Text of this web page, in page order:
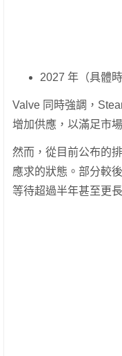
2027 年（具體
Valve 同時強調，
增加供應，以滿足市
然而，從目前公布的
應求的狀態。部分較
等待超過半年甚至更